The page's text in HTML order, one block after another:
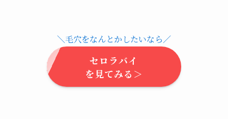
＼毛穴をなんとかしたいなら／
セロラバイ
を見てみる＞